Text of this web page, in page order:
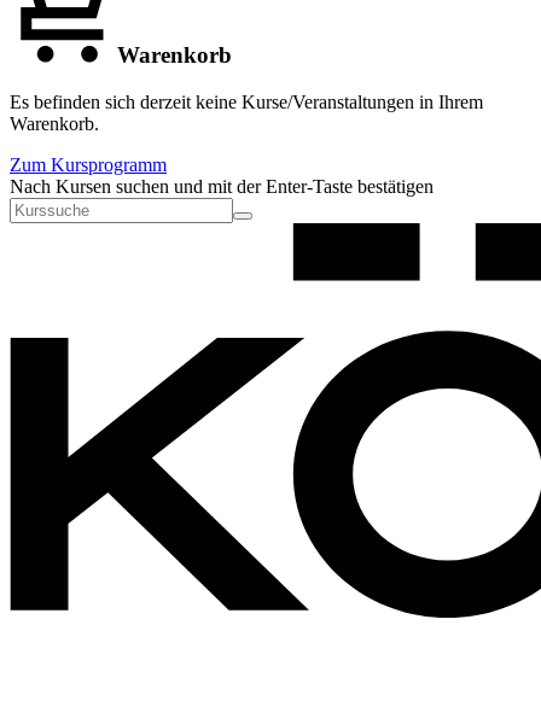
Warenkorb
Es befinden sich derzeit keine Kurse/Veranstaltungen in Ihrem
Warenkorb.
Zum Kursprogramm
Nach Kursen suchen und mit der Enter-Taste bestätigen